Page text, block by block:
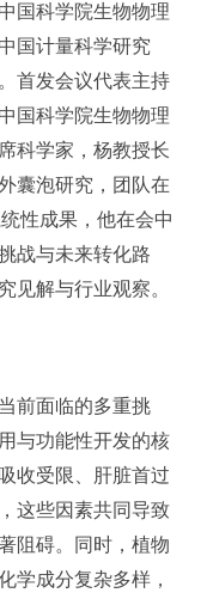
国科学院生物物理
国计量科学研究
首发会议代表主持
国科学院生物物理
科学家，杨教授长
囊泡研究，团队在
性成果，他在会中
战与未来转化路
见解与行业观察。
前面临的多重挑
与功能性开发的核
收受限、肝脏首过
这些因素共同导致
阻碍。同时，植物
学成分复杂多样，